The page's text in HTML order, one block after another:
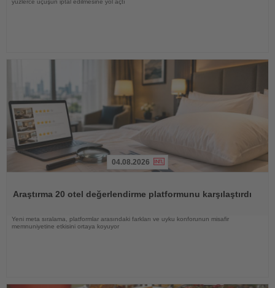
yüzlerce uçuşun iptal edilmesine yol açtı
04.08.2026
Araştırma 20 otel değerlendirme platformunu karşılaştırdı
Yeni meta sıralama, platformlar arasındaki farkları ve uyku konforunun misafir
memnuniyetine etkisini ortaya koyuyor